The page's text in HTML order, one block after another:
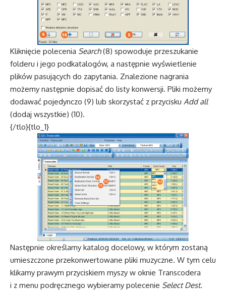
Kliknięcie polecenia Search(8) spowoduje przeszukanie
folderu i jego podkatalogów, a następnie wyświetlenie
plików pasujących do zapytania. Znalezione nagrania
możemy następnie dopisać do listy konwersji. Pliki możemy
dodawać pojedynczo (9) lub skorzystać z przycisku Add all
(dodaj wszystkie) (10).
{/tlo}{tlo_1}
Następnie określamy katalog docelowy, w którym zostaną
umieszczone przekonwertowane pliki muzyczne. W tym celu
klikamy prawym przyciskiem myszy w oknie Transcodera
i z menu podręcznego wybieramy polecenie Select Dest.